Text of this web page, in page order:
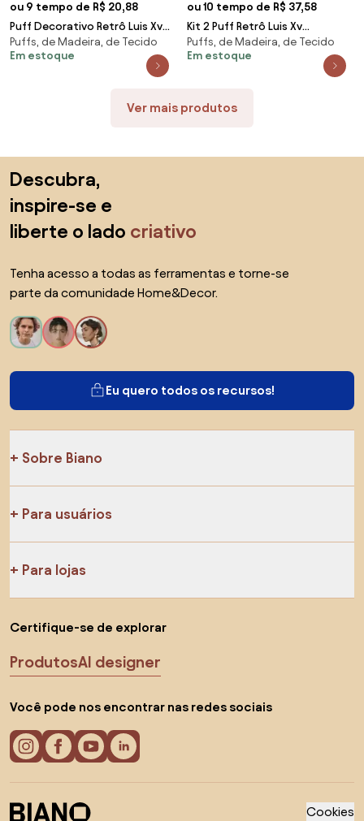
ou 9 tempo de R$ 20,88
Puff Decorativo Retrô Luis Xv
Capitonê Suede Vermelho -
Sheep Estofados - Vermelho
Puffs, de Madeira, de Tecido
Em estoque
ou 10 tempo de R$ 37,58
Kit 2 Puff Retrô Luis Xv
Capitonê Suede Vermelho -
Sheep Estofados - Vermelho
Puffs, de Madeira, de Tecido
Em estoque
Ver mais produtos
Descubra,
inspire-se e
liberte o lado criativo
Tenha acesso a todas as ferramentas e torne-se
parte da comunidade Home&Decor.
Eu quero todos os recursos!
Sobre Biano
Para usuários
Para lojas
Certifique-se de explorar
ProdutosAI designer
Você pode nos encontrar nas redes sociais
Cookies